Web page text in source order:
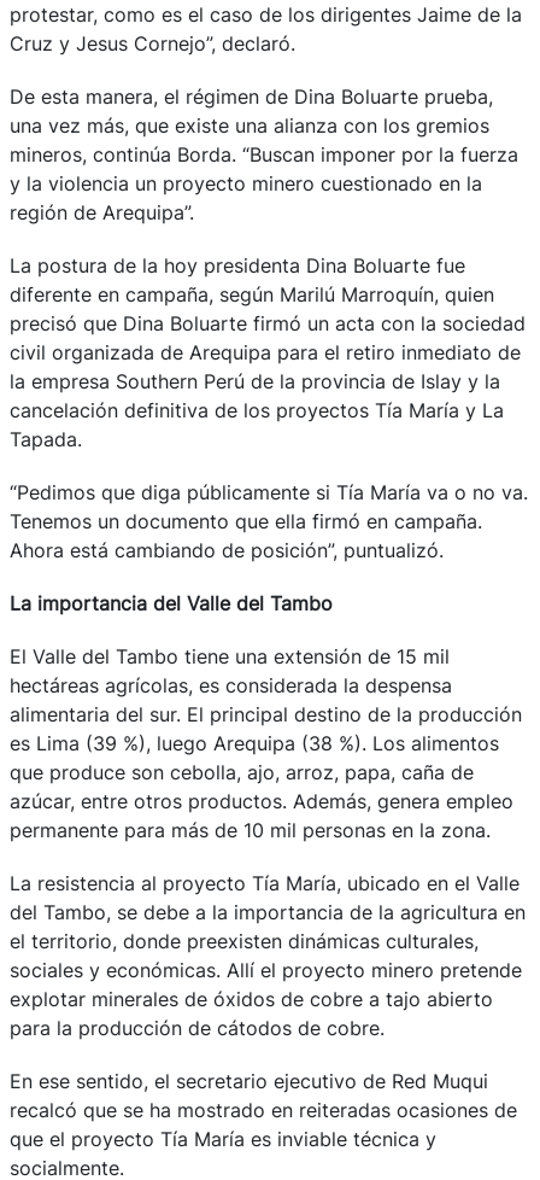
protestar, como es el caso de los dirigentes Jaime de la
Cruz y Jesus Cornejo”, declaró.
De esta manera, el régimen de Dina Boluarte prueba,
una vez más, que existe una alianza con los gremios
mineros, continúa Borda. “Buscan imponer por la fuerza
y la violencia un proyecto minero cuestionado en la
región de Arequipa”.
La postura de la hoy presidenta Dina Boluarte fue
diferente en campaña, según Marilú Marroquín, quien
precisó que Dina Boluarte firmó un acta con la sociedad
civil organizada de Arequipa para el retiro inmediato de
la empresa Southern Perú de la provincia de Islay y la
cancelación definitiva de los proyectos Tía María y La
Tapada.
“Pedimos que diga públicamente si Tía María va o no va.
Tenemos un documento que ella firmó en campaña.
Ahora está cambiando de posición”, puntualizó.
La importancia del Valle del Tambo
El Valle del Tambo tiene una extensión de 15 mil
hectáreas agrícolas, es considerada la despensa
alimentaria del sur. El principal destino de la producción
es Lima (39 %), luego Arequipa (38 %). Los alimentos
que produce son cebolla, ajo, arroz, papa, caña de
azúcar, entre otros productos. Además, genera empleo
permanente para más de 10 mil personas en la zona.
La resistencia al proyecto Tía María, ubicado en el Valle
del Tambo, se debe a la importancia de la agricultura en
el territorio, donde preexisten dinámicas culturales,
sociales y económicas. Allí el proyecto minero pretende
explotar minerales de óxidos de cobre a tajo abierto
para la producción de cátodos de cobre.
En ese sentido, el secretario ejecutivo de Red Muqui
recalcó que se ha mostrado en reiteradas ocasiones de
que el proyecto Tía María es inviable técnica y
socialmente.